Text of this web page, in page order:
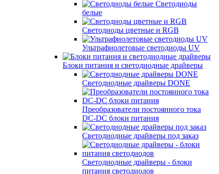
Светодиоды
белые
Светодиоды цветные и RGB
Ультрафиолетовые светодиоды UV
Блоки питания и светодиодные драйверы
Светодиодные драйверы DONE
Преобразователи постоянного тока
DC-DC блоки питания
Светодиодные драйверы под заказ
Светодиодные драйверы - блоки
питания светодиодов